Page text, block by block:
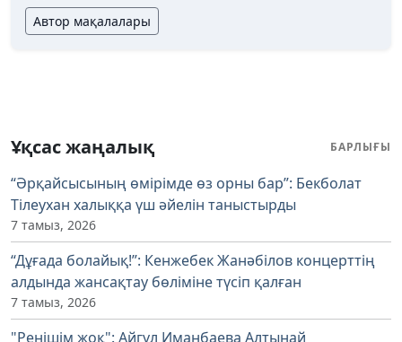
Автор мақалалары
Ұқсас жаңалық БАРЛЫҒЫ
“Әрқайсысының өмірімде өз орны бар”: Бекболат
Тілеухан халыққа үш әйелін таныстырды
7 тамыз, 2026
“Дұғада болайық!”: Кенжебек Жанәбілов концерттің
алдында жансақтау бөліміне түсіп қалған
7 тамыз, 2026
"Ренішім жоқ": Айгүл Иманбаева Алтынай